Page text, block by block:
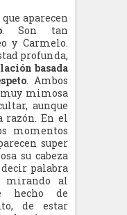
aparecen
. Son tan
y Carmelo.
profunda,
basada
. Ambos
mimosa
aunque
razón. En el
momentos
super
su cabeza
palabra
mirando al
hecho de
de estar